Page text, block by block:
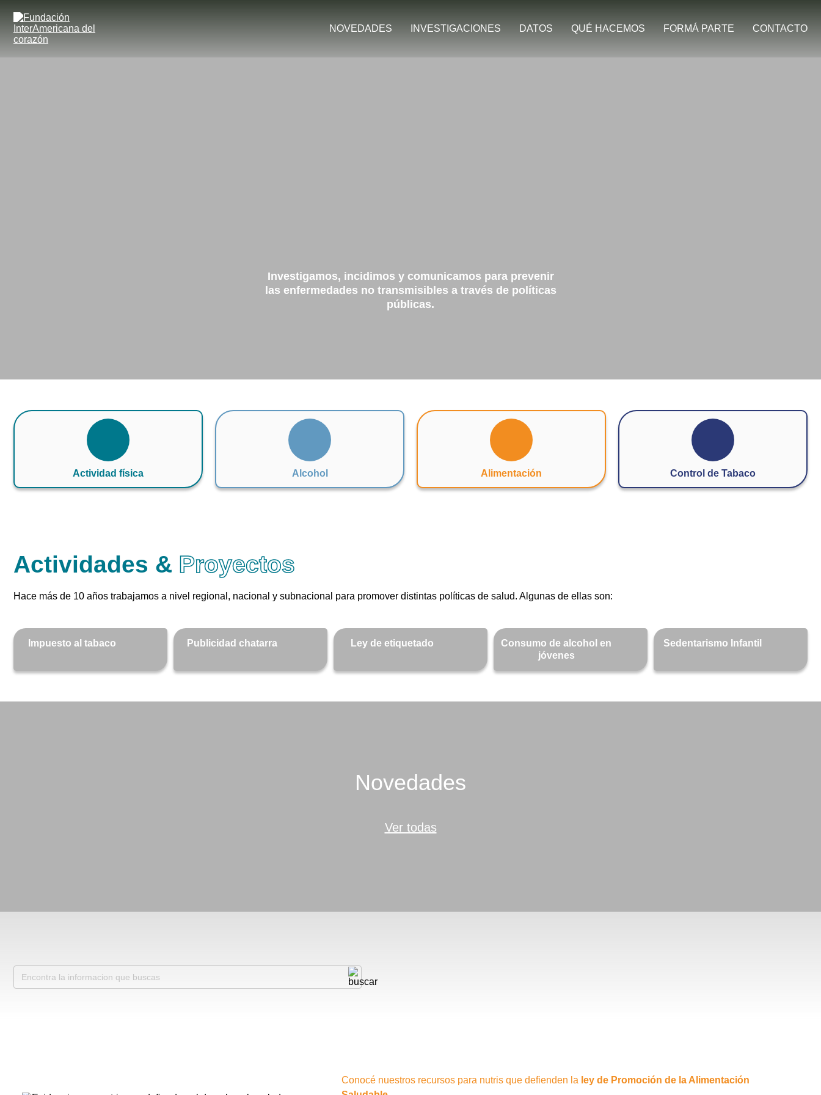
NOVEDADES INVESTIGACIONES DATOS QUÉ HACEMOS FORMÁ PARTE CONTACTO
Investigamos, incidimos y comunicamos para prevenir
las enfermedades no transmisibles a través de políticas
públicas.
Actividad física Alcohol Alimentación Control de Tabaco
Actividades & Proyectos
Hace más de 10 años trabajamos a nivel regional, nacional y subnacional para promover distintas políticas de salud. Algunas de ellas son:
Impuesto al tabaco Publicidad chatarra Ley de etiquetado
Consumo de alcohol en
jóvenes
Sedentarismo Infantil
Novedades
Ver todas
Conocé nuestros recursos para nutris que defienden la ley de Promoción de la Alimentación